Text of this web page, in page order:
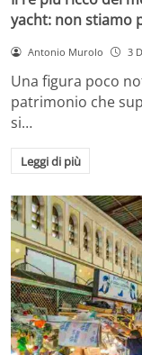
yacht: non stiamo
Antonio Murolo 3
Una figura poco
patrimonio che
si…
Leggi di più